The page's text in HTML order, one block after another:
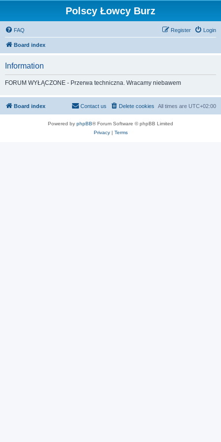
Polscy Łowcy Burz
FAQ Login
Register
Board index
Information
FORUM WYŁĄCZONE - Przerwa techniczna. Wracamy niebawem
Board index All times are UTC+02:00
Delete cookies
Contact us
Powered by phpBB® Forum Software © phpBB Limited
Privacy| Terms